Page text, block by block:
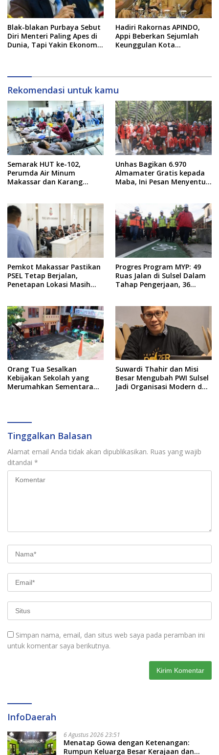
Blak-blakan Purbaya Sebut
Diri Menteri Paling Apes di
Dunia, Tapi Yakin Ekonomi
Hadiri Rakornas APINDO,
Appi Beberkan Sejumlah
Keunggulan Kota
Rekomendasi untuk kamu
Semarak HUT ke-102,
Perumda Air Minum
Makassar dan Karang
Unhas Bagikan 6.970
Almamater Gratis kepada
Maba, Ini Pesan Menyentuh
Pemkot Makassar Pastikan
PSEL Tetap Berjalan,
Penetapan Lokasi Masih
Progres Program MYP: 49
Ruas Jalan di Sulsel Dalam
Tahap Pengerjaan, 36
Orang Tua Sesalkan
Kebijakan Sekolah yang
Merumahkan Sementara
Suwardi Thahir dan Misi
Besar Mengubah PWI Sulsel
Jadi Organisasi Modern dan
Tinggalkan Balasan
Alamat email Anda tidak akan dipublikasikan. Ruas yang wajib
ditandai *
Simpan nama, email, dan situs web saya pada peramban ini
untuk komentar saya berikutnya.
InfoDaerah
6 Agustus 2026 23:51
Menatap Gowa dengan Ketenangan:
Rumpun Keluarga Besar Kerajaan dan